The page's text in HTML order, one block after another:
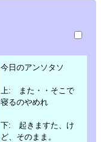
今日のアンソタソ
上: また・・そこで
寝るのやめれ
下: 起きますた、け
ど、そのまま。